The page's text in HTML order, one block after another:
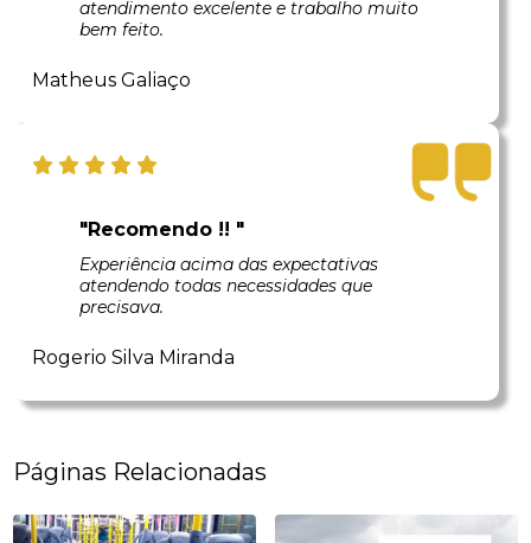
atendimento excelente e trabalho muito
bem feito.
Matheus Galiaço
"Recomendo !! "
Experiência acima das expectativas
atendendo todas necessidades que
precisava.
Rogerio Silva Miranda
Páginas Relacionadas